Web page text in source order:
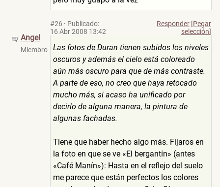
Angel
Miembro
#26 · Publicado:
16 Abr 2008 13:42
Responder [Pegar
selección]
Las fotos de Duran tienen subidos los niveles
oscuros y además el cielo está coloreado
aún más oscuro para que de más contraste.
A parte de eso, no creo que haya retocado
mucho más, si acaso ha unificado por
decirlo de alguna manera, la pintura de
algunas fachadas.
Tiene que haber hecho algo más. Fijaros en
la foto en que se ve «El bergantín» (antes
«Café Manín»): Hasta en el reflejo del suelo
me parece que están perfectos los colores